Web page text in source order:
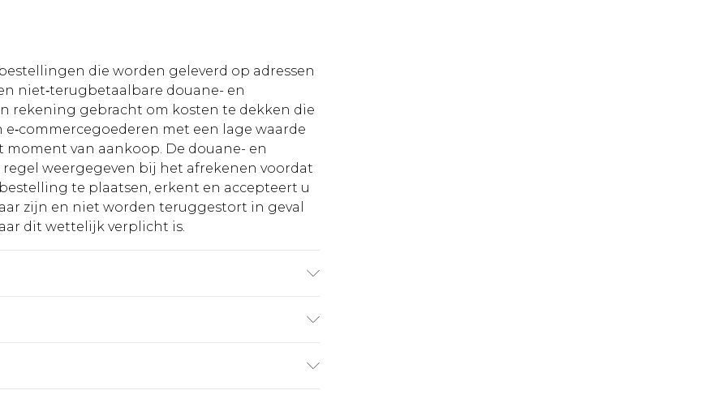
die worden geleverd op adressen
niet‑terugbetaalbare douane- en
rekening gebracht om kosten te dekken die
met een lage waarde
van aankoop. De douane- en
weergegeven bij het afrekenen voordat
te plaatsen, erkent en accepteert u
zijn en niet worden teruggestort in geval
dit wettelijk verplicht is.
€5.99